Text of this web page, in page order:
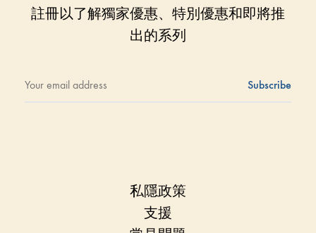
註冊以了解獨家優惠、特別優惠和即將推
出的系列
私隱政策
支援